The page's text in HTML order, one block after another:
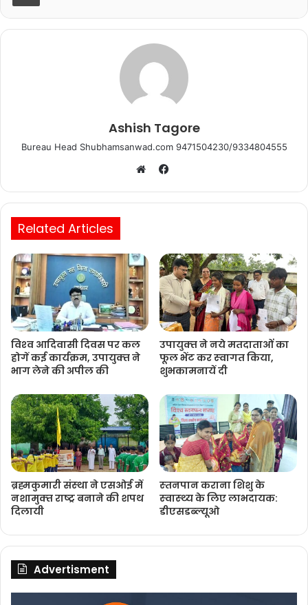
o
p
Ashish Tagore
Bureau Head Shubhamsanwad.com 9471504230/9334804555
Facebook
Related Articles
विश्‍व आदिवासी दिवस पर कल
होगें कई कार्यक्रम, उपायुक्‍त ने
भाग लेने की अपील की
उपायुक्‍त ने नये मतदाताओंं का
फूल भेंट कर स्‍वागत किया,
शुभकामनायें दी
ब्रह्मकुमारी संस्‍था ने एसओई में
नशामुक्‍त राष्‍ट्र बनाने की शपथ
दिलायी
स्‍तनपान कराना शिशु के
स्‍वास्‍थ्‍य के लिए लाभदायक:
डीएसडब्‍ल्‍यूओ
Advertisment